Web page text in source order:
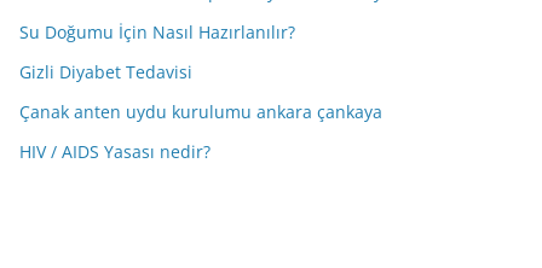
Su Doğumu İçin Nasıl Hazırlanılır?
Gizli Diyabet Tedavisi
Çanak anten uydu kurulumu ankara çankaya
HIV / AIDS Yasası nedir?